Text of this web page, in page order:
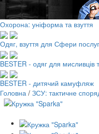
Охорона: уніформа та взуття
Одяг, взуття для Сфери
BESTER - одяг для мисливців
BESTER - дитячий камуфляж
Головна / ЗСУ: тактичне